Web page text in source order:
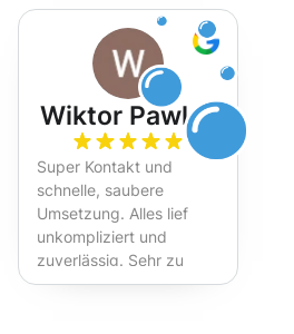
Wiktor Pawlak
Super Kontakt und
schnelle, saubere
Umsetzung. Alles lief
unkompliziert und
zuverlässig. Sehr zu
empfehlen!